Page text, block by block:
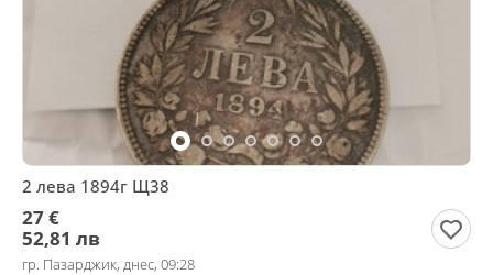
2 лева 1894г Щ38
27 €
52,81 лв
гр. Пазарджик, днес, 09:28